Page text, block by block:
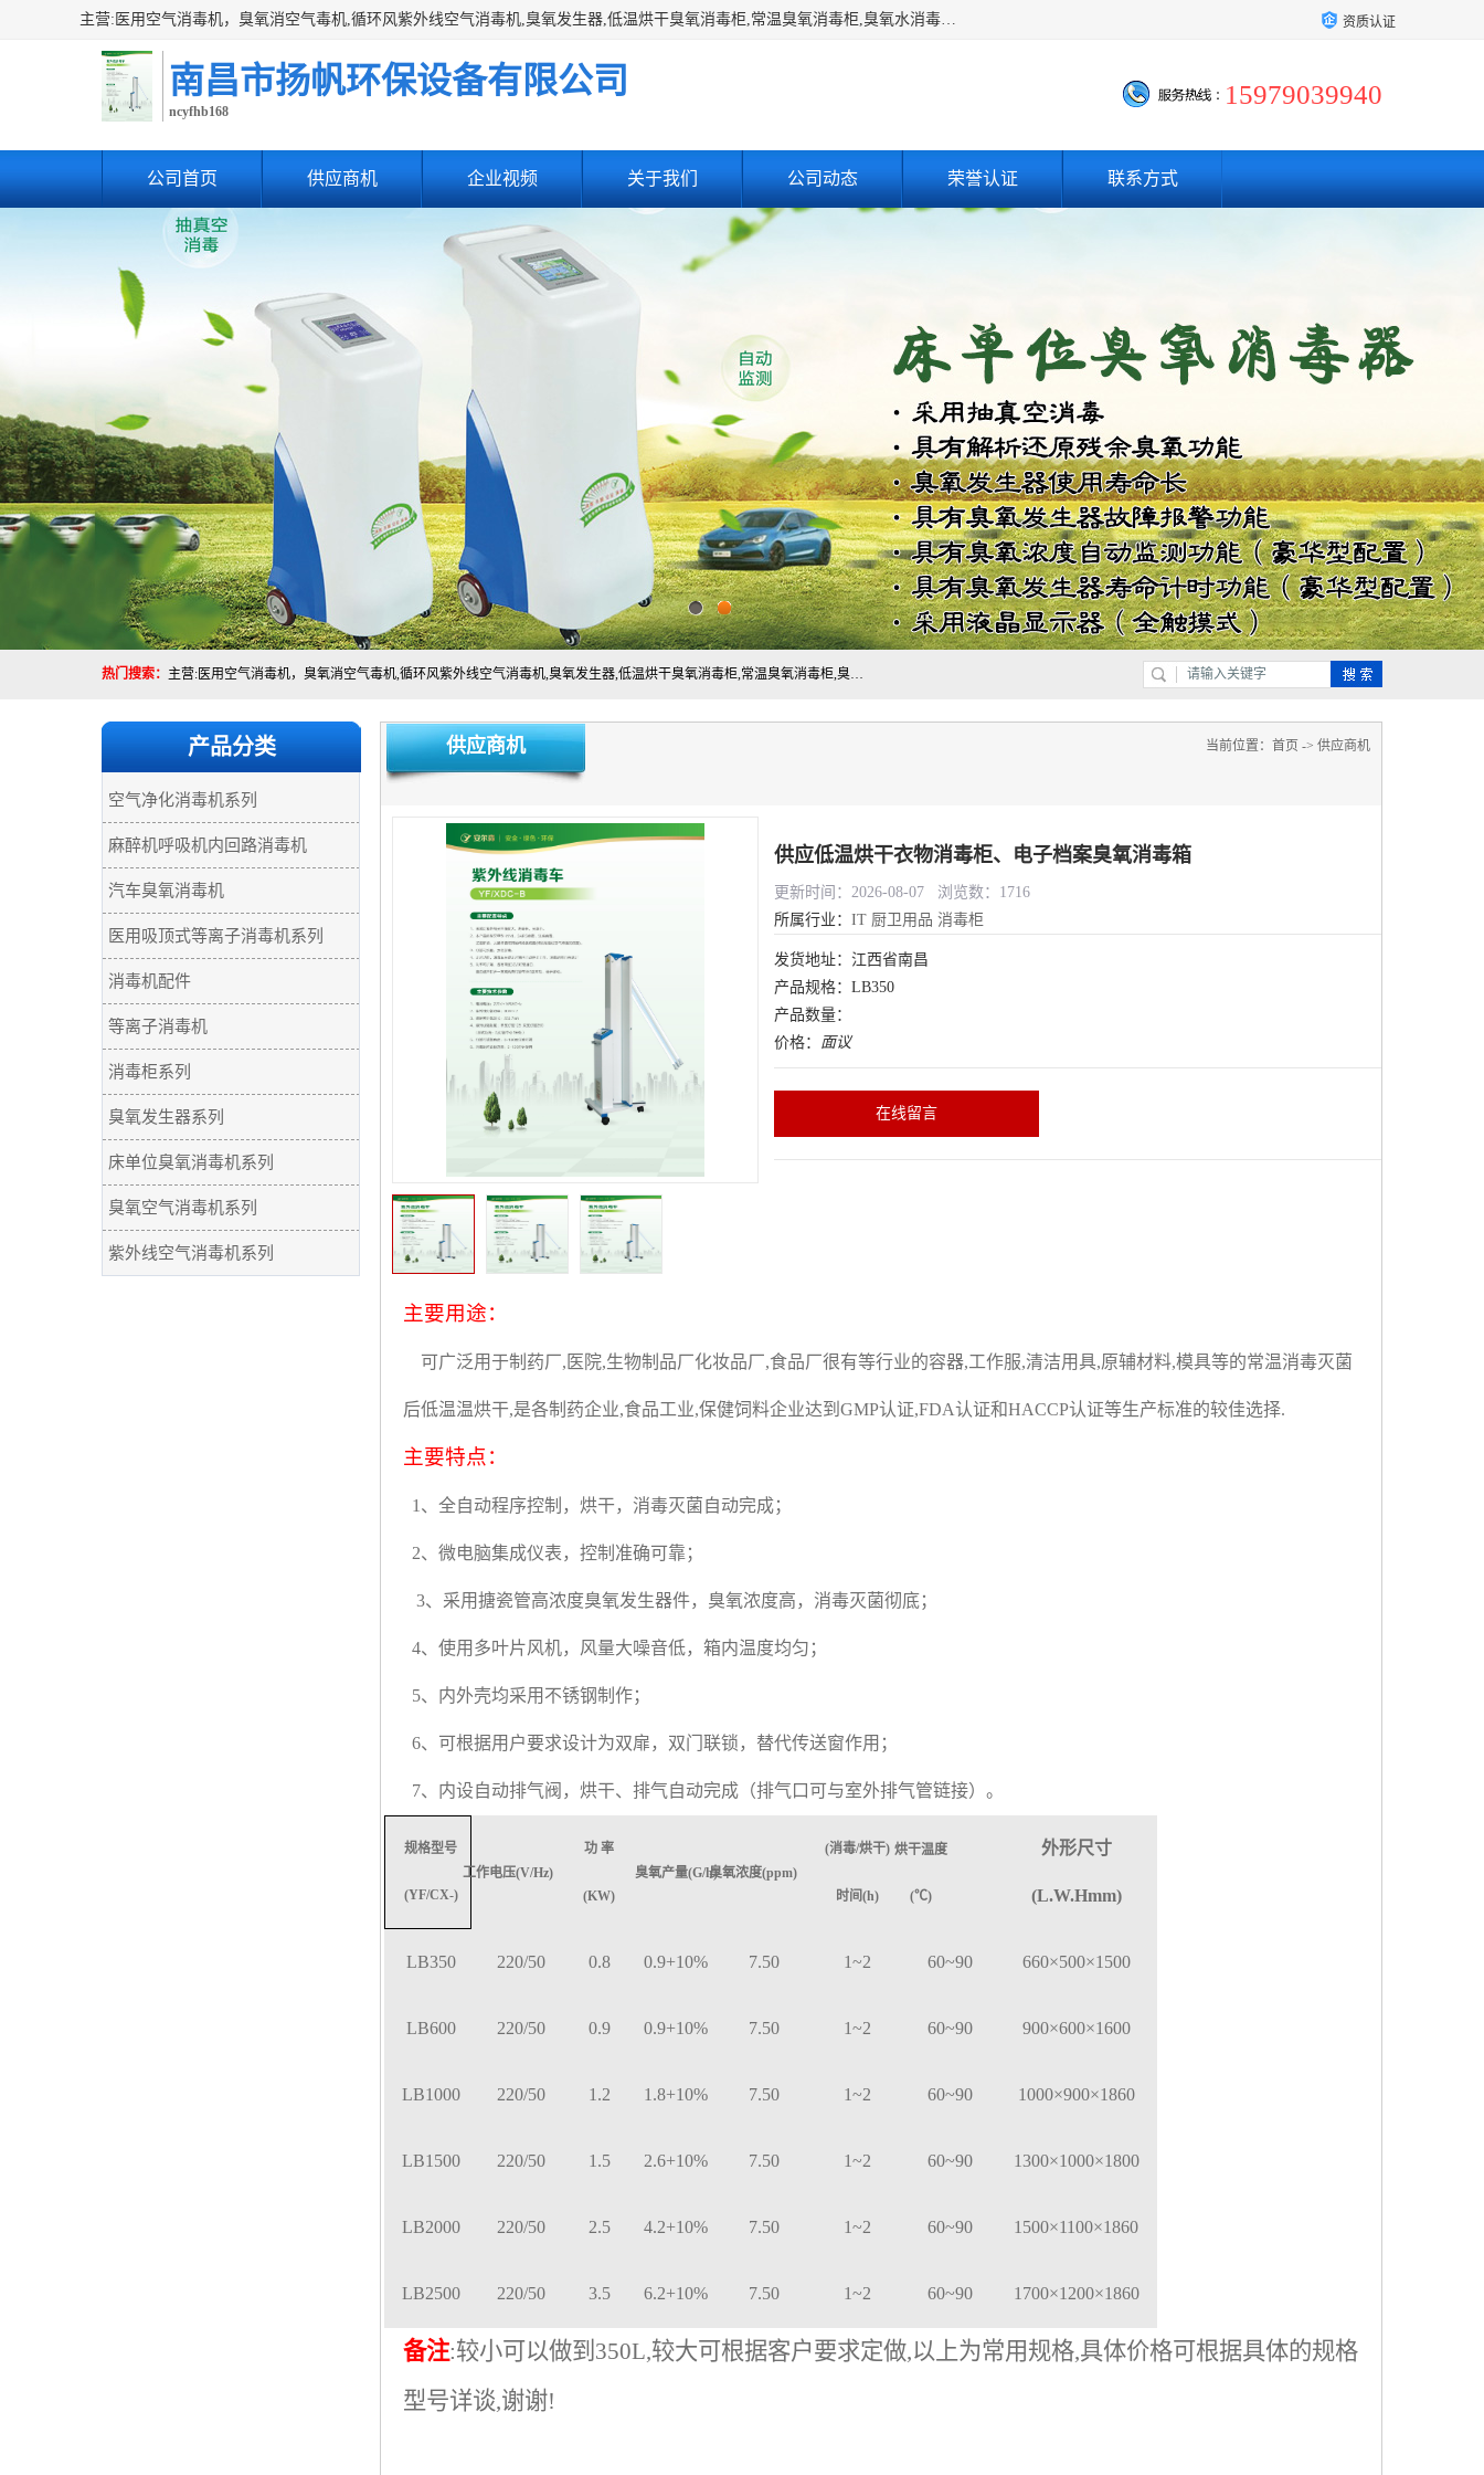
主营:医用空气消毒机，臭氧消空气毒机,循环风紫外线空气消毒机,臭氧发生器,低温烘干臭氧消毒柜,常温臭氧消毒柜,臭氧水消毒机,管道容器臭氧消毒机,内置式臭氧消毒机,外置式臭氧消毒机,床单位臭氧消毒器。医用工作服灭菌柜，医用拖鞋消毒柜,麻醉机内管路消毒机，呼吸机回路消毒机 资质认证
南昌市扬帆环保设备有限公司
ncyfhb168
15979039940
公司首页 供应商机 企业视频 关于我们 公司动态 荣誉认证 联系方式
热门搜索： 主营:医用空气消毒机，臭氧消空气毒机,循环风紫外线空气消毒机,臭氧发生器,低温烘干臭氧消毒柜,常温臭氧消毒柜,臭氧水消毒机,管道容器臭氧消毒机,内置式臭氧消毒机,外置式臭氧消毒机,床单位臭氧消毒器。医用工作服灭菌柜，医用拖鞋消毒柜,麻醉机内管路消毒机，呼吸机回路消毒机
产品分类
空气净化消毒机系列
麻醉机呼吸机内回路消毒机
汽车臭氧消毒机
医用吸顶式等离子消毒机系列
消毒机配件
等离子消毒机
消毒柜系列
臭氧发生器系列
床单位臭氧消毒机系列
臭氧空气消毒机系列
紫外线空气消毒机系列
供应商机 当前位置： 首页 -> 供应商机
供应低温烘干衣物消毒柜、电子档案臭氧消毒箱
更新时间：2026-08-07 浏览数：1716
所属行业： IT 厨卫用品 消毒柜
发货地址：江西省南昌
产品规格：LB350
产品数量：
价格： 面议
在线留言
主要用途：
可广泛用于制药厂, 医院,生物制品厂化妆品厂,食品厂很有等行业的容器,工作服,清洁用具,原辅材料,模具等的常温消毒灭菌
后低温温烘干,是各制药企业,食品工业,保健饲料企业达到 GMP认证,FDA认证和HACCP认证等生产标准的较佳选择.
主要特点：
1 、全自动程序控制，烘干，消毒灭菌自动完成；
2、微电脑集成仪表，控制准确可靠；
3、采用搪瓷管高浓度臭氧发生器件，臭氧浓度高，消毒灭菌彻底；
4、使用多叶片风机，风量大噪音低，箱内温度均匀；
5、内外壳均采用不锈钢制作；
6、可根据用户要求设计为双扉，双门联锁，替代传送窗作用；
7、内设自动排气阀，烘干、排气自动完成（排气口可与室外排气管链接）。
规格型号
(YF/CX-)
工作电压(V/Hz)
功 率
(KW)
臭氧产量(G/h)臭氧浓度(ppm)
(消毒/烘干)
时间(h)
烘干温度
(℃)
外形尺寸
(L.W.Hmm)
LB350 220/50 0.8 0.9+10% 7.50 1~2 60~90 660×500×1500
LB600 220/50 0.9 0.9+10% 7.50 1~2 60~90 900×600×1600
LB1000 220/50 1.2 1.8+10% 7.50 1~2 60~90 1000×900×1860
LB1500 220/50 1.5 2.6+10% 7.50 1~2 60~90 1300×1000×1800
LB2000 220/50 2.5 4.2+10% 7.50 1~2 60~90 1500×1100×1860
LB2500 220/50 3.5 6.2+10% 7.50 1~2 60~90 1700×1200×1860
备注:较小可以做到 350L,较大可根据客户要求定做,以上为常用规格,具体价格可根据具体的规格
型号详谈,谢谢!